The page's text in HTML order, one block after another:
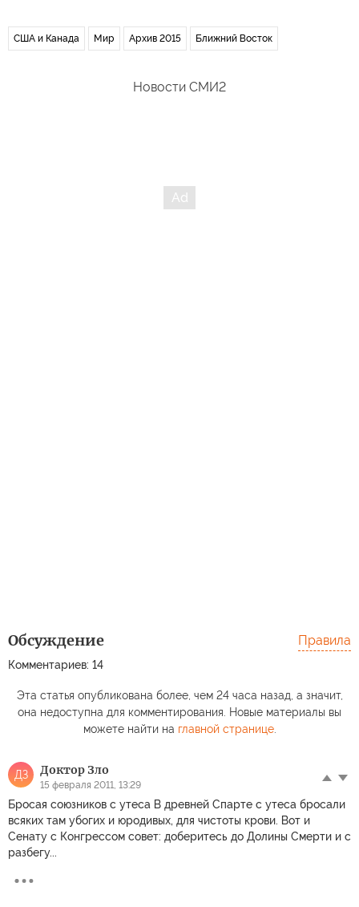
США и Канада Мир Архив 2015 Ближний Восток
Новости СМИ2
Обсуждение
Комментариев: 14
Правила
Эта статья опубликована более, чем 24 часа назад, а значит,
она недоступна для комментирования. Новые материалы вы
можете найти на главной странице.
ДЗ Доктор Зло
15 февраля 2011, 13:29
Бросая союзников с утеса В древней Спарте с утеса бросали
всяких там убогих и юродивых, для чистоты крови. Вот и
Сенату с Конгрессом совет: доберитесь до Долины Смерти и с
разбегу...